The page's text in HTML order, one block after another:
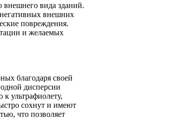
внешнего вида зданий.
внешних
повреждения.
и желаемых
благодаря своей
дисперсии
ультрафиолету,
сохнут и имеют
что позволяет